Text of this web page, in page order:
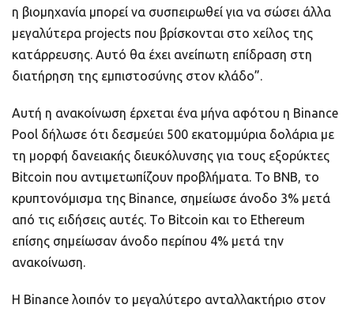
η βιομηχανία μπορεί να συσπειρωθεί για να σώσει άλλα
μεγαλύτερα projects που βρίσκονται στο χείλος της
κατάρρευσης. Αυτό θα έχει ανείπωτη επίδραση στη
διατήρηση της εμπιστοσύνης στον κλάδο”.
Αυτή η ανακοίνωση έρχεται ένα μήνα αφότου η Binance
Pool δήλωσε ότι δεσμεύει 500 εκατομμύρια δολάρια με
τη μορφή δανειακής διευκόλυνσης για τους εξορύκτες
Bitcoin που αντιμετωπίζουν προβλήματα. Το BNB, το
κρυπτονόμισμα της Binance, σημείωσε άνοδο 3% μετά
από τις ειδήσεις αυτές. Το Bitcoin και το Ethereum
επίσης σημείωσαν άνοδο περίπου 4% μετά την
ανακοίνωση.
Η Binance λοιπόν το μεγαλύτερο ανταλλακτήριο στον